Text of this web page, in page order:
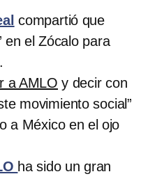
compartió que
en el Zócalo para
a AMLO y decir con
movimiento social”
a México en el ojo
ha sido un gran